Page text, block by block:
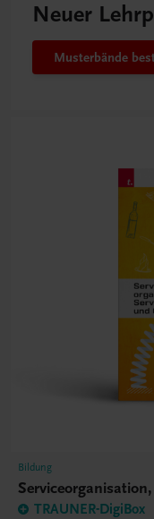
Neuer
Musterbände
Bildung
TRAUNER-DigiBox